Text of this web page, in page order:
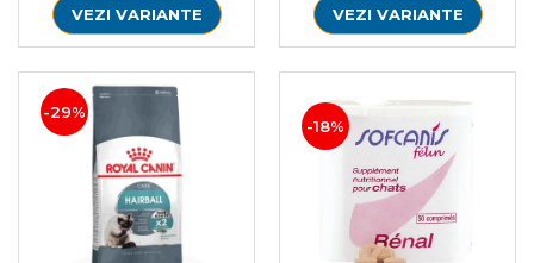
Filtre iaz
Pompe iaz
Incalzitor Iaz
Accesorii iaz
Cai
Toaletare cai
Casti echitatie
Accesorii cai
VEZI VARIANTE VEZI VARIANTE
-29%
-18%